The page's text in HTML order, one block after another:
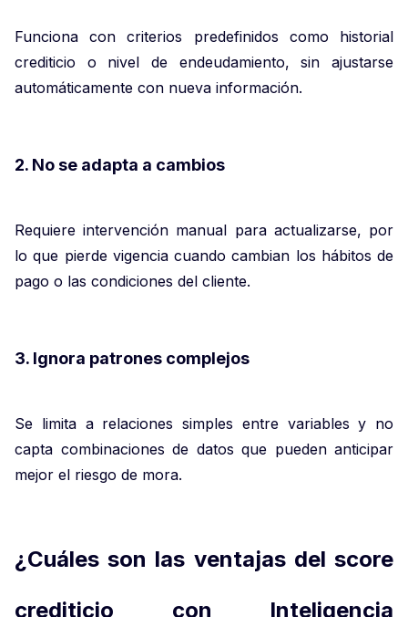
Funciona con criterios predefinidos como historial
crediticio o nivel de endeudamiento, sin ajustarse
automáticamente con nueva información.
2. No se adapta a cambios
Requiere intervención manual para actualizarse, por
lo que pierde vigencia cuando cambian los hábitos de
pago o las condiciones del cliente.
3. Ignora patrones complejos
Se limita a relaciones simples entre variables y no
capta combinaciones de datos que pueden anticipar
mejor el riesgo de mora.
¿Cuáles son las ventajas del score
crediticio con Inteligencia